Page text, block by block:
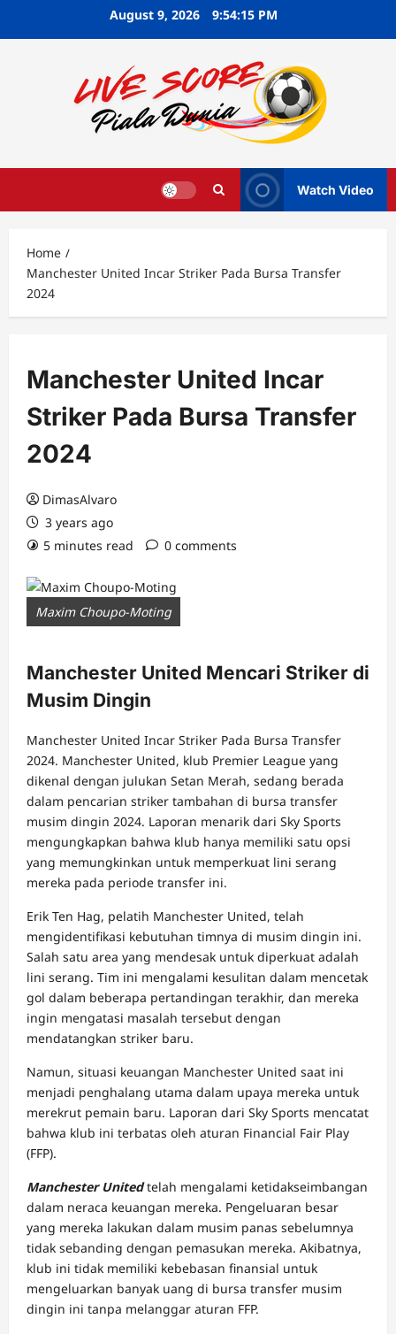
August 9, 2026 9:54:16 PM
Watch Video
Home
Manchester United Incar Striker Pada Bursa Transfer
2024
Manchester United Incar
Striker Pada Bursa Transfer
2024
DimasAlvaro
3 years ago
5 minutes read
0 comments
Maxim Choupo-Moting
Manchester United Mencari Striker di
Musim Dingin
Manchester United Incar Striker Pada Bursa Transfer
2024. Manchester United, klub Premier League yang
dikenal dengan julukan Setan Merah, sedang berada
dalam pencarian striker tambahan di bursa transfer
musim dingin 2024. Laporan menarik dari Sky Sports
mengungkapkan bahwa klub hanya memiliki satu opsi
yang memungkinkan untuk memperkuat lini serang
mereka pada periode transfer ini.
Erik Ten Hag, pelatih Manchester United, telah
mengidentifikasi kebutuhan timnya di musim dingin ini.
Salah satu area yang mendesak untuk diperkuat adalah
lini serang. Tim ini mengalami kesulitan dalam mencetak
gol dalam beberapa pertandingan terakhir, dan mereka
ingin mengatasi masalah tersebut dengan
mendatangkan striker baru.
Namun, situasi keuangan Manchester United saat ini
menjadi penghalang utama dalam upaya mereka untuk
merekrut pemain baru. Laporan dari Sky Sports mencatat
bahwa klub ini terbatas oleh aturan Financial Fair Play
(FFP).
Manchester Unitedtelah mengalami ketidakseimbangan
dalam neraca keuangan mereka. Pengeluaran besar
yang mereka lakukan dalam musim panas sebelumnya
tidak sebanding dengan pemasukan mereka. Akibatnya,
klub ini tidak memiliki kebebasan finansial untuk
mengeluarkan banyak uang di bursa transfer musim
dingin ini tanpa melanggar aturan FFP.